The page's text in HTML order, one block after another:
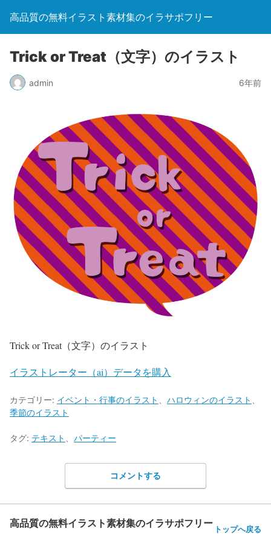
高品質の無料イラスト素材集のイラサポフリー
Trick or Treat（文字）のイラスト
admin 6年前
Trick or Treat（文字）のイラスト
イラストレーター（ai）データを購入
カテゴリー: イベント・行事のイラスト ハロウィンのイラスト
季節のイラスト
タグ: テキスト パーティー
コメントする
高品質の無料イラスト素材集のイラサポフリー トップへ戻る